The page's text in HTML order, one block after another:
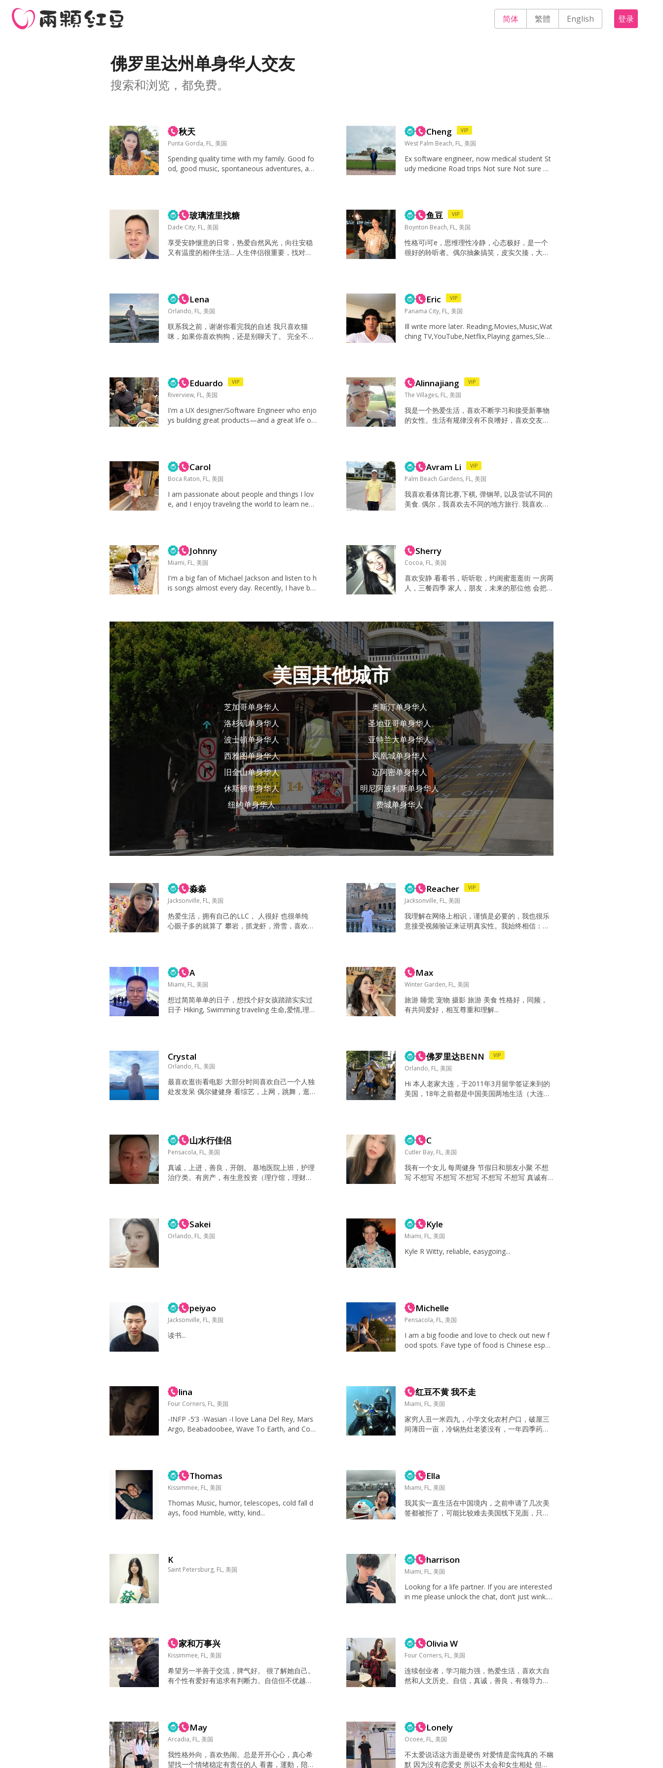
简体 繁體 English 登录
佛罗里达州单身华人交友
搜索和浏览，都免费。
秋天
Punta Gorda, FL, 美国
Spending quality time with my family. Good fo
od, good music, spontaneous adventures, and
Cheng VIP
West Palm Beach, FL, 美国
Ex software engineer, now medical student St
udy medicine Road trips Not sure Not sure Wd
玻璃渣里找糖
Dade City, FL, 美国
享受安静惬意的日常，热爱自然风光，向往安稳
又有温度的相伴生活... 人生伴侣很重要，找对了
所言: 三种简单却无比强烈的激情主宰了我的一
生： 对爱的渴望、 对知识的追求以及 对人类苦
难的难以承受...
鱼豆 VIP
Boynton Beach, FL, 美国
性格可i可e，思维理性冷静，心态极好，是一个
很好的聆听者。偶尔抽象搞笑，皮实欠揍，大大
天1.5～2餐，吃的很少，不为减肥，适当保持饥
饿感，让我的大脑更加清醒。当然也很喜欢放肆
吃吃喝喝！炸鸡...
Lena
Orlando, FL, 美国
联系我之前，谢谢你看完我的自述 我只喜欢猫
咪，如果你喜欢狗狗，还是别聊天了。 完全不接
宝爸宝男，什么“中国式相亲，有爸妈更放心”，
我接受不了哦。 我不加Vchat，如果你一次次要
求我加，先看...
Eric VIP
Panama City, FL, 美国
Ill write more later. Reading,Movies,Music,Wat
ching TV,YouTube,Netflix,Playing games,Slee
Eduardo VIP
Riverview, FL, 美国
I'm a UX designer/Software Engineer who enjo
ys building great products—and a great life ou
Alinnajiang VIP
The Villages, FL, 美国
我是一个热爱生活，喜欢不断学习和接受新事物
的女性。生活有规律没有不良嗜好，喜欢交友和
o embrace new things. I...
Carol
Boca Raton, FL, 美国
I am passionate about people and things I lov
e, and I enjoy traveling the world to learn new
Avram Li VIP
Palm Beach Gardens, FL, 美国
我喜欢看体育比赛,下棋, 弹钢琴, 以及尝试不同的
美食. 偶尔，我喜欢去不同的地方旅行. 我喜欢和
我喜欢读像 "哈利 波特" 这样的动作小说. 我喜欢
看动作片, 悬疑片和剧情片...
Johnny
Miami, FL, 美国
I'm a big fan of Michael Jackson and listen to h
is songs almost every day. Recently, I have be
Sherry
Cocoa, FL, 美国
喜欢安静 看看书，听听歌，约闺蜜逛逛街 一房两
人，三餐四季 家人，朋友，未来的那位他 会把负
美国其他城市
芝加哥单身华人
洛杉矶单身华人
波士頓单身华人
西雅图单身华人
旧金山单身华人
休斯顿单身华人
纽约单身华人
奥斯汀单身华人
圣地亚哥单身华人
亚特兰大单身华人
凤凰城单身华人
迈阿密单身华人
明尼阿波利斯单身华人
费城单身华人
淼淼
Jacksonville, FL, 美国
热爱生活，拥有自己的LLC， 人很好 也很单纯
心眼子多的就算了 攀岩，抓龙虾，滑雪，喜欢大
Reacher VIP
Jacksonville, FL, 美国
我理解在网络上相识，谨慎是必要的，我也很乐
意接受视频验证来证明真实性。我始终相信：你
回国，未来也计划继续在这里生活。 ​对她的期
望： 我真诚地希望你有在美国生活的打算，能与
我在...
A
Miami, FL, 美国
想过简简单单的日子，想找个好女孩踏踏实实过
日子 Hiking, Swimming traveling 生命,爱情,理
Max
Winter Garden, FL, 美国
旅游 睡觉 宠物 摄影 旅游 美食 性格好，同频，
有共同爱好，相互尊重和理解...
Crystal
Orlando, FL, 美国
最喜欢逛街看电影 大部分时间喜欢自己一个人独
处发发呆 偶尔健健身 看综艺，上网，跳舞，逛
佛罗里达BENN VIP
Orlando, FL, 美国
Hi 本人老家大连，于2011年3月留学签证来到的
美国，18年之前都是中国美国两地生活（大连美
对下一段婚姻格外珍惜与专注，我会对我未来的
她付出全部的爱，给她最大的安全感。我认为婚
姻是要彼此尊重，...
山水行佳侣
Pensacola, FL, 美国
真诚，上进，善良，开朗。 基地医院上班，护理
治疗类。有房产，有生意投资（理疗馆，理财投
文化类，传统文化类书籍。冥想，八段锦，悬疑
惊悚片，科幻片，灾难片。 海边 智慧，健康，爱
情，适合自己的人生...
C
Cutler Bay, FL, 美国
我有一个女儿 每周健身 节假日和朋友小聚 不想
写 不想写 不想写 不想写 不想写 不想写 真诚有
Sakei
Orlando, FL, 美国
Kyle
Miami, FL, 美国
Kyle R Witty, reliable, easygoing...
peiyao
Jacksonville, FL, 美国
读书...
Michelle
Pensacola, FL, 美国
I am a big foodie and love to check out new f
ood spots. Fave type of food is Chinese espec
lina
Four Corners, FL, 美国
-INFP -5’3 -Wasian -I love Lana Del Rey, Mars
Argo, Beabadoobee, Wave To Earth, and Corti
红豆不黄 我不走
Miami, FL, 美国
家穷人丑一米四九，小学文化农村户口，破屋三
间薄田一亩，冷锅热灶老婆没有，一年四季药不
电影只看最后一秒 看小说只看最后一页 自以为是
把控人生 其实是带发修行中 罗伯特·波顿 米格尔·
伊...
Thomas
Kissimmee, FL, 美国
Thomas Music, humor, telescopes, cold fall d
ays, food Humble, witty, kind...
Ella
Miami, FL, 美国
我其实一直生活在中国境内，之前申请了几次美
签都被拒了，可能比较难去美国线下见面，只能
K
Saint Petersburg, FL, 美国
harrison
Miami, FL, 美国
Looking for a life partner. If you are interested
in me please unlock the chat, don’t just wink. T
家和万事兴
Kissimmee, FL, 美国
希望另一半善于交流，脾气好。 很了解她自己。
有个性有爱好有追求有判断力。自信但不优越，
多自己也适用，于是开始追逐梦想。被上海的一
个老总挖去给他家辅导过孩子。曾被两位别人的
父亲评价：”把我的...
Olivia W
Four Corners, FL, 美国
连续创业者，学习能力强，热爱生活，喜欢大自
然和人文历史。自信，真诚，善良，有领导力。
kind-hearted, artistic, responsible 大家对我的第
一...
May
Arcadia, FL, 美国
我性格外向，喜欢热闹。总是开开心心，真心希
望找一个情绪稳定有责任的人 看書，運動，陪家
Lonely
Ocoee, FL, 美国
不太爱说话这方面是硬伤 对爱情是蛮纯真的 不幽
默 因为没有恋爱史 所以不太会和女生相处 但我